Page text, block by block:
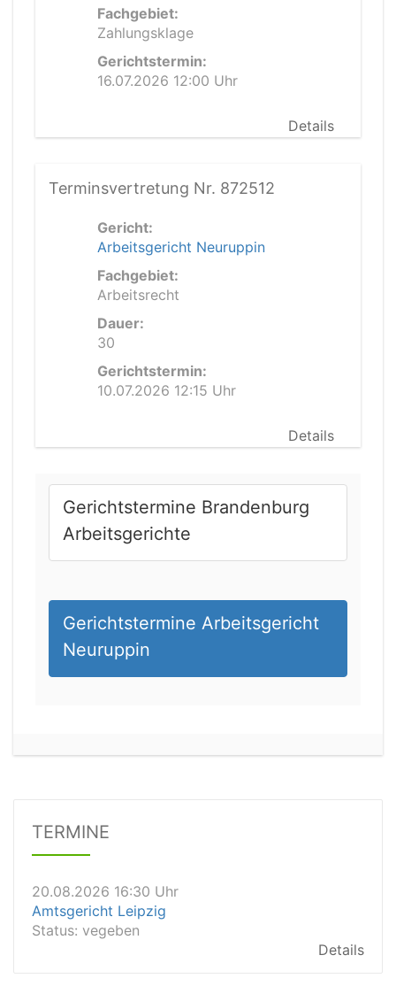
Fachgebiet:
Zahlungsklage
Gerichtstermin:
16.07.2026 12:00 Uhr
Details
Terminsvertretung Nr. 872512
Gericht:
Arbeitsgericht Neuruppin
Fachgebiet:
Arbeitsrecht
Dauer:
30
Gerichtstermin:
10.07.2026 12:15 Uhr
Details
Gerichtstermine Brandenburg
Arbeitsgerichte
Gerichtstermine Arbeitsgericht
Neuruppin
TERMINE
20.08.2026 13:45 Uhr
20.08.2026 16:30 Uhr
Status:vegeben
20.08.2026 15:30 Uhr